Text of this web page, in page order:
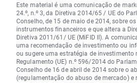
Este material é uma comunicação de
24.º, n.º 3, da Diretiva 2014/65 / UE do
Conselho, de 15 de maio de 2014, sobre
instrumentos financeiros e que altera a
Diretiva 2011/61/ UE (MiFID II). A
uma recomendação de investimento ou
ou sugere uma estratégia de investimento
Regulamento (UE) n.º 596/2014 do
Conselho de 16 de abril de 2014 sobre o
(regulamentação do abuso de mercado) e